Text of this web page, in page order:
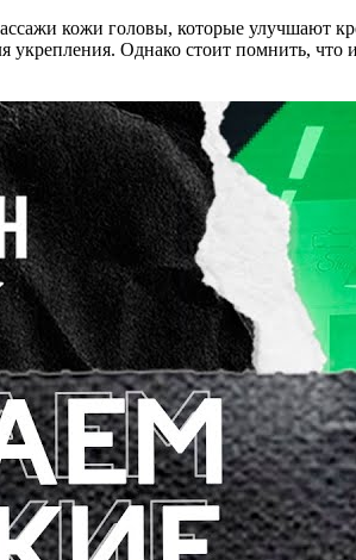
кожи головы, которые улучшают
Однако стоит помнить,